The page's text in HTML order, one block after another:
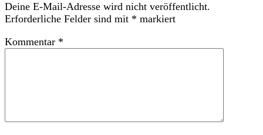
Deine E-Mail-Adresse wird nicht veröffentlicht.
Erforderliche Felder sind mit * markiert
Kommentar *